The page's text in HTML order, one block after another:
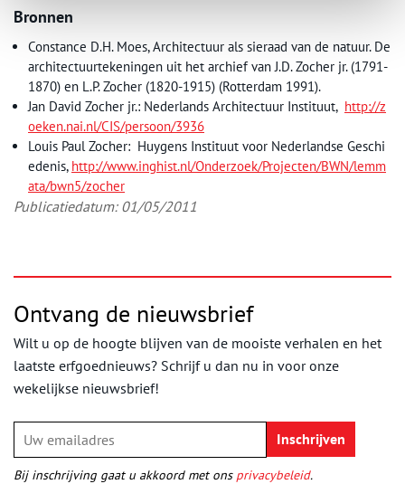
Bronnen
Constance D.H. Moes, Architectuur als sieraad van de natuur. De
architectuurtekeningen uit het archief van J.D. Zocher jr. (1791-
1870) en L.P. Zocher (1820-1915) (Rotterdam 1991).
Jan David Zocher jr.: Nederlands Architectuur Instituut, http://z
oeken.nai.nl/CIS/persoon/3936
Louis Paul Zocher: Huygens Instituut voor Nederlandse Geschi
edenis, http://www.inghist.nl/Onderzoek/Projecten/BWN/lemm
ata/bwn5/zocher
Publicatiedatum: 01/05/2011
Ontvang de nieuwsbrief
Wilt u op de hoogte blijven van de mooiste verhalen en het
laatste erfgoednieuws? Schrijf u dan nu in voor onze
wekelijkse nieuwsbrief!
Bij inschrijving gaat u akkoord met ons privacybeleid.